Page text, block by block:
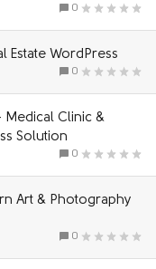
0
Estate WordPress
0
Medical Clinic &
Solution
0
Art & Photography
0